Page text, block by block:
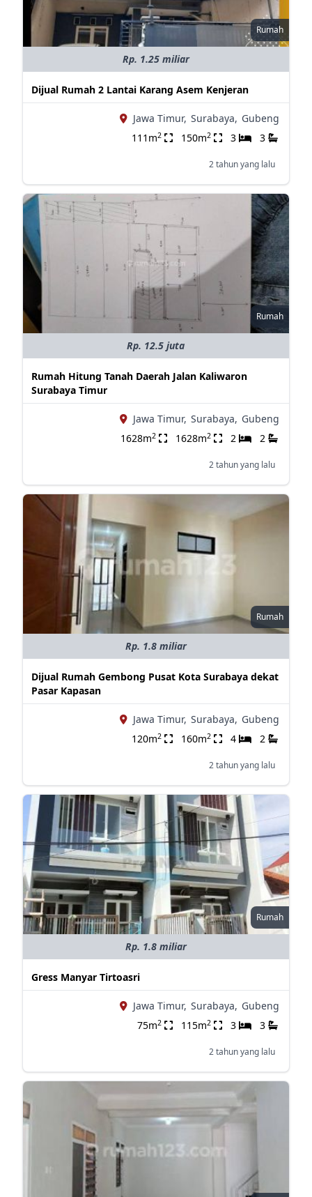
Rumah
Rp. 1.25 miliar
Dijual Rumah 2 Lantai Karang Asem Kenjeran
Jawa Timur, Surabaya, Gubeng
111m2 150m2 3 3
2 tahun yang lalu
Rumah
Rp. 12.5 juta
Rumah Hitung Tanah Daerah Jalan Kaliwaron
Surabaya Timur
Jawa Timur, Surabaya, Gubeng
1628m2 1628m2 2 2
2 tahun yang lalu
Rumah
Rp. 1.8 miliar
Dijual Rumah Gembong Pusat Kota Surabaya dekat
Pasar Kapasan
Jawa Timur, Surabaya, Gubeng
120m2 160m2 4 2
2 tahun yang lalu
Rumah
Rp. 1.8 miliar
Gress Manyar Tirtoasri
Jawa Timur, Surabaya, Gubeng
75m2 115m2 3 3
2 tahun yang lalu